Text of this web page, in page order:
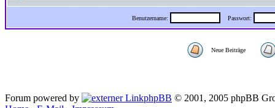
Benutzername: Passwort:
Neue Beiträge
Forum powered by phpBB © 2001, 2005 phpBB